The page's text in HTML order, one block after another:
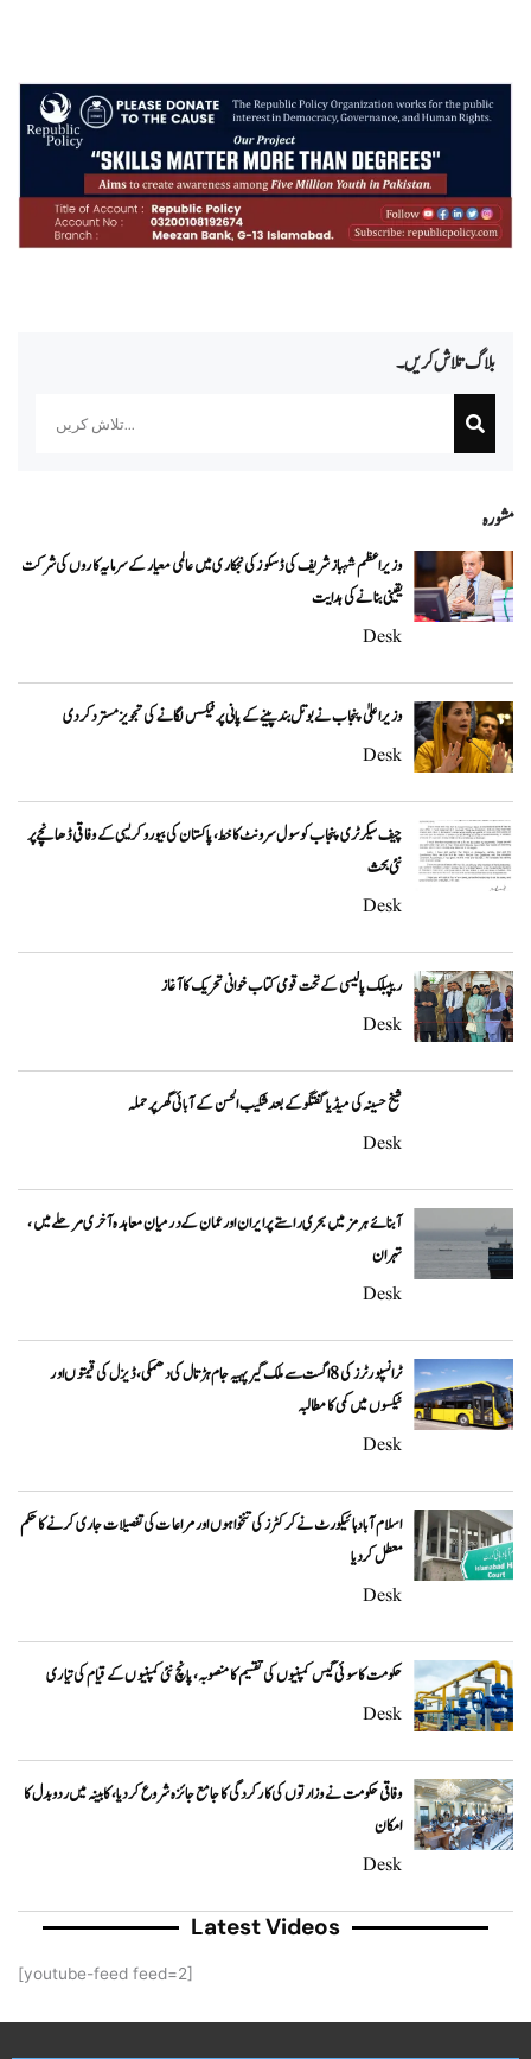
بلاگ تلاش کریں۔
مشورہ
وزیراعظم شہباز شریف کی ڈسکوز کی نجکاری میں عالمی معیار کے سرمایہ کاروں کی شرکت
یقینی بنانے کی ہدایت
Desk
وزیراعلیٰ پنجاب نے بوتل بند پینے کے پانی پر ٹیکس لگانے کی تجویز مسترد کر دی
Desk
چیف سیکرٹری پنجاب کو سول سرونٹ کا خط، پاکستان کی بیوروکریسی کے وفاقی ڈھانچے پر
نئی بحث
Desk
ریپبلک پالیسی کے تحت قومی کتاب خوانی تحریک کا آغاز
Desk
شیخ حسینہ کی میڈیا گفتگو کے بعد شکیب الحسن کے آبائی گھر پر حملہ
Desk
آبنائے ہرمز میں بحری راستے پر ایران اور عمان کے درمیان معاہدہ آخری مرحلے میں،
تہران
Desk
ٹرانسپورٹرز کی 8 اگست سے ملک گیر پہیہ جام ہڑتال کی دھمکی، ڈیزل کی قیمتوں اور
ٹیکسوں میں کمی کا مطالبہ
Desk
اسلام آباد ہائیکورٹ نے کرکٹرز کی تنخواہوں اور مراعات کی تفصیلات جاری کرنے کا حکم
معطل کر دیا
Desk
حکومت کا سوئی گیس کمپنیوں کی تقسیم کا منصوبہ، پانچ نئی کمپنیوں کے قیام کی تیاری
Desk
وفاقی حکومت نے وزارتوں کی کارکردگی کا جامع جائزہ شروع کر دیا، کابینہ میں ردوبدل کا
امکان
Desk
Latest Videos
[youtube-feed feed=2]